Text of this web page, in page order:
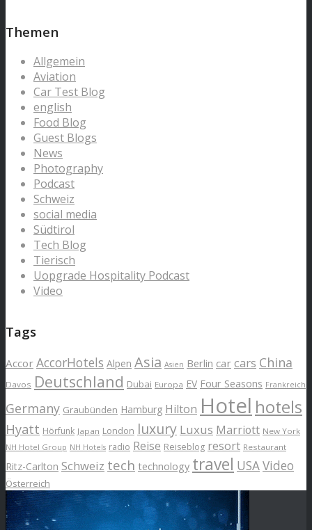
Themen
Allgemein
Aviation
Car Test Blog
english
Food Blog
Guest Blogs
News
Photography
Podcast
Schweiz
social media
Südtirol
Tech Blog
Tierisch
Uopgrade Hospitality Podcast
Video
Tags
Accor AccorHotels Alpen Asia Asien Berlin car cars China
Davos Deutschland Dubai Europa EV Four Seasons Frankreich
Germany Graubünden Hamburg Hilton Hotel hotels
Hyatt Hörfunk Japan London luxury Luxus Marriott New York
NH Hotel Group NH Hotels radio Reise Reiseblog resort Restaurant
Ritz-Carlton Schweiz tech technology travel USAVideo
Österreich